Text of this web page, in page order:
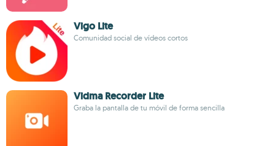
Vigo Lite
Comunidad social de vídeos cortos
Vidma Recorder Lite
Graba la pantalla de tu móvil de forma sencilla